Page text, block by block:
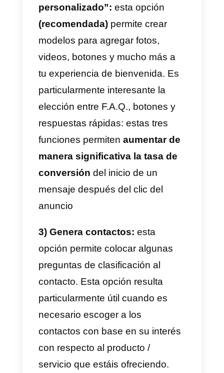
es idéntico al de la creación de
anuncio normal de Facebook),
bajamos a la última sección
llamada “Configuración de
¿Por qué esta sección es
fundamental para crear un
anuncio de Facebook exitoso?
Simple: Facebook solicita un
esto significa que no basta que el
contacto haga clic en vuestro
anuncio para empezar a chatear.
El clic en el anuncio llevará solo
la apertura de una ventana de
Messenger en la que el usuario
deberá luego llevar a cabo una